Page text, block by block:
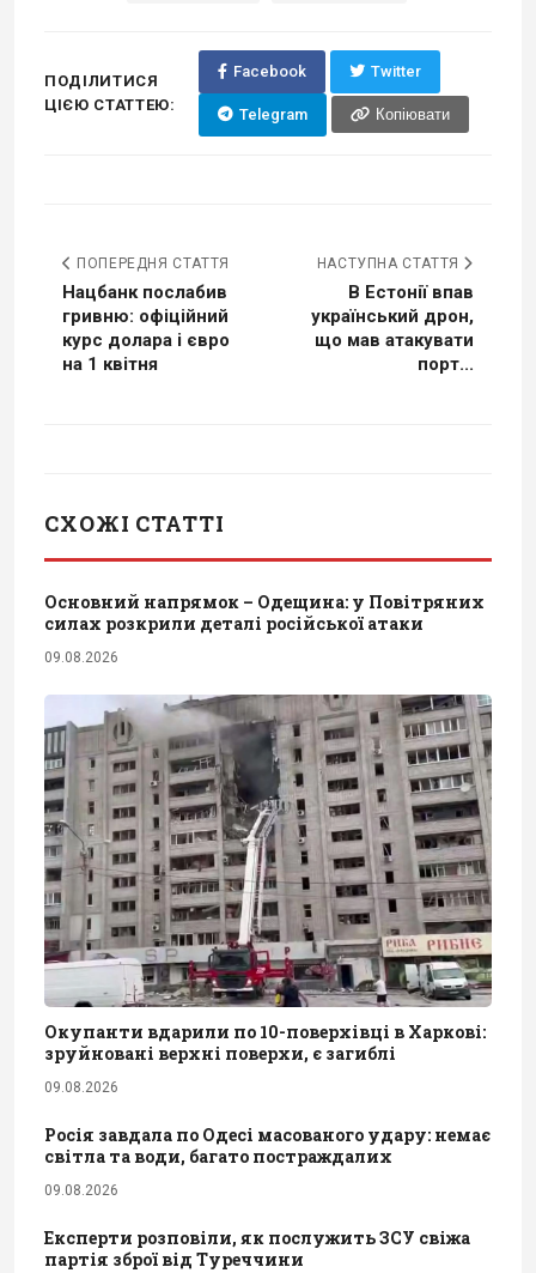
ПОДІЛИТИСЯ
ЦІЄЮ СТАТТЕЮ:
Facebook Twitter
Telegram Копіювати
ПОПЕРЕДНЯ СТАТТЯ
Нацбанк послабив
гривню: офіційний
курс долара і євро
на 1 квітня
НАСТУПНА СТАТТЯ
В Естонії впав
український дрон,
що мав атакувати
порт...
СХОЖІ СТАТТІ
Основний напрямок – Одещина: у Повітряних
силах розкрили деталі російської атаки
09.08.2026
Окупанти вдарили по 10-поверхівці в Харкові:
зруйновані верхні поверхи, є загиблі
09.08.2026
Росія завдала по Одесі масованого удару: немає
світла та води, багато постраждалих
09.08.2026
Експерти розповіли, як послужить ЗСУ свіжа
партія зброї від Туреччини